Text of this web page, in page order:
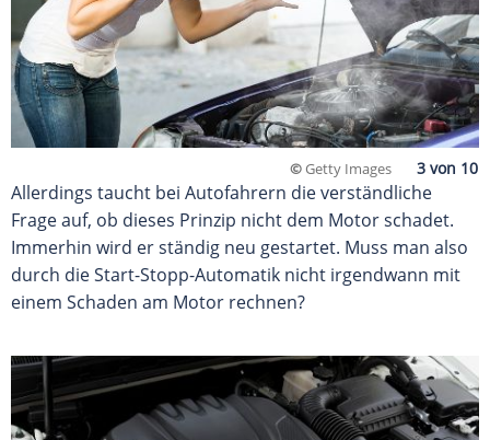
©Getty Images
Allerdings taucht bei Autofahrern die verständliche
Frage auf, ob dieses Prinzip nicht dem Motor schadet.
Immerhin wird er ständig neu gestartet. Muss man also
durch die Start-Stopp-Automatik nicht irgendwann mit
einem Schaden am Motor rechnen?